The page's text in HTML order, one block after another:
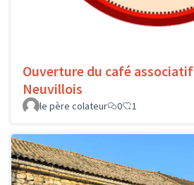
Ouverture du café associatif
Neuvillois
le père colateur
0 1